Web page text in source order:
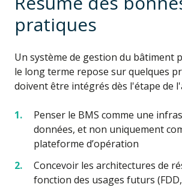
pratiques
Un système de gestion du bâtiment
le long terme repose sur quelques
doivent être intégrés dès l'étape de
Penser le BMS comme une
données, et non uniquement
plateforme d’opération
Concevoir les architectures de
fonction des usages futurs